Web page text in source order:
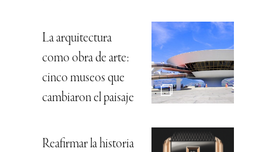
La arquitectura
como obra de arte:
cinco museos que
cambiaron el paisaje
Reafirmar la historia